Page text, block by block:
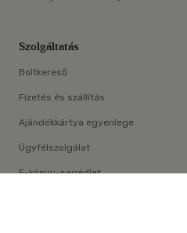
Szolgáltatás
Boltkereső
Fizetés és szállítás
Ajándékkártya egyenlege
Ügyfélszolgálat
E-könyv-segédlet